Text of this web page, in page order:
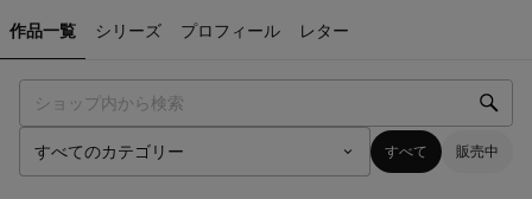
作品一覧 シリーズ プロフィール レター
すべて 販売中